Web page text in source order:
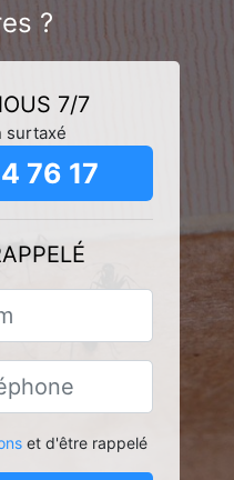
?
7/7
surtaxé
76 17
et d'être rappelé